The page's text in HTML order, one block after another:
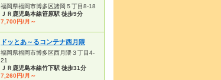
福岡県福岡市博多区諸岡５丁目8-18
ＪＲ鹿児島本線笹原駅 徒歩9分
7,700円/月～
ドッとあ～るコンテナ西月隈
福岡県福岡市博多区西月隈３丁目4-
21
ＪＲ鹿児島本線竹下駅 徒歩31分
7,260円/月～